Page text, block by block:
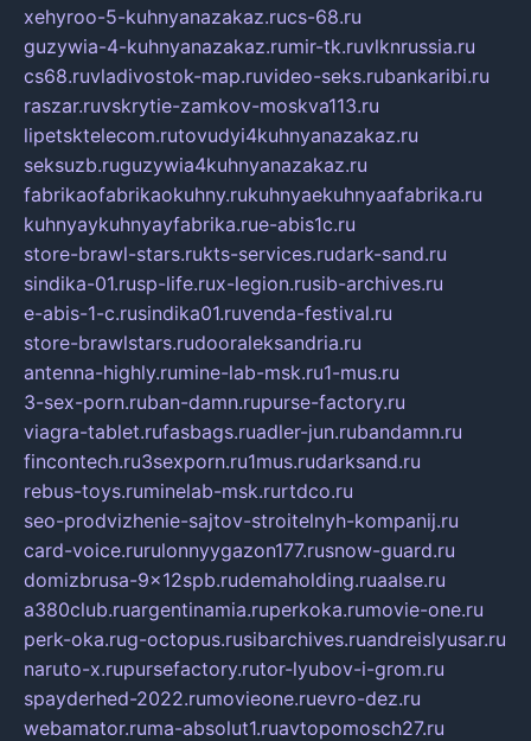
xehyroo-5-kuhnyanazakaz.rucs-68.ru
guzywia-4-kuhnyanazakaz.rumir-tk.ruvlknrussia.ru
cs68.ruvladivostok-map.ruvideo-seks.rubankaribi.ru
raszar.ruvskrytie-zamkov-moskva113.ru
lipetsktelecom.rutovudyi4kuhnyanazakaz.ru
seksuzb.ruguzywia4kuhnyanazakaz.ru
fabrikaofabrikaokuhny.rukuhnyaekuhnyaafabrika.ru
kuhnyaykuhnyayfabrika.rue-abis1c.ru
store-brawl-stars.rukts-services.rudark-sand.ru
sindika-01.rusp-life.rux-legion.rusib-archives.ru
e-abis-1-c.rusindika01.ruvenda-festival.ru
store-brawlstars.rudooraleksandria.ru
antenna-highly.rumine-lab-msk.ru1-mus.ru
3-sex-porn.ruban-damn.rupurse-factory.ru
viagra-tablet.rufasbags.ruadler-jun.rubandamn.ru
fincontech.ru3sexporn.ru1mus.rudarksand.ru
rebus-toys.ruminelab-msk.rurtdco.ru
seo-prodvizhenie-sajtov-stroitelnyh-kompanij.ru
card-voice.rurulonnyygazon177.rusnow-guard.ru
domizbrusa-9x12spb.rudemaholding.ruaalse.ru
a380club.ruargentinamia.ruperkoka.rumovie-one.ru
perk-oka.rug-octopus.rusibarchives.ruandreislyusar.ru
naruto-x.rupursefactory.rutor-lyubov-i-grom.ru
spayderhed-2022.rumovieone.ruevro-dez.ru
webamator.ruma-absolut1.ruavtopomosch27.ru